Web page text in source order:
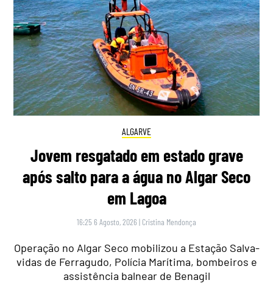
ALGARVE
Jovem resgatado em estado grave
após salto para a água no Algar Seco
em Lagoa
16:25 6 Agosto, 2026 | Cristina Mendonça
Operação no Algar Seco mobilizou a Estação Salva-
vidas de Ferragudo, Polícia Marítima, bombeiros e
assistência balnear de Benagil